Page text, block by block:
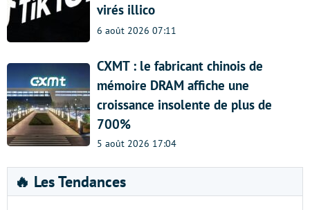
virés illico
6 août 2026 07:11
CXMT : le fabricant chinois de
mémoire DRAM affiche une
croissance insolente de plus de
700%
5 août 2026 17:04
🔥 Les Tendances